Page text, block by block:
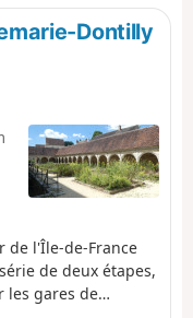
Dontilly
de l'Île-de-France
de deux étapes,
les gares de